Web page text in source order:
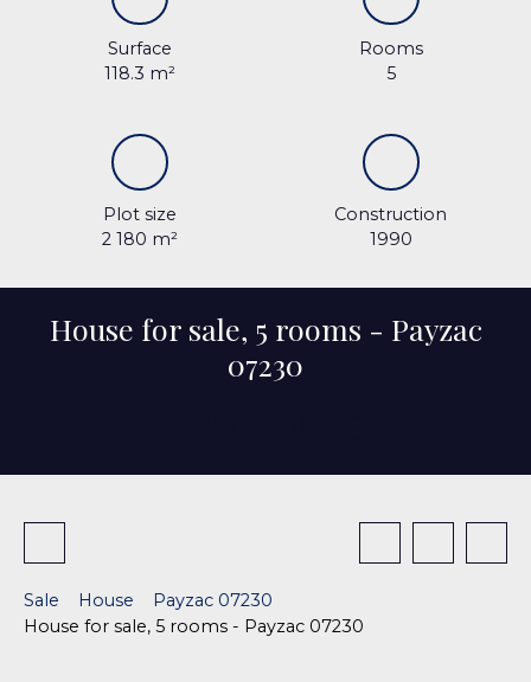
Surface
118.3 m²
Rooms
5
Plot size
2 180 m²
Construction
1990
House for sale, 5 rooms - Payzac
07230
Sale House
Payzac 07230
House for sale, 5 rooms - Payzac 07230